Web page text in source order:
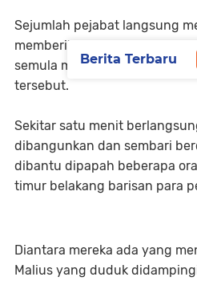
Sejumlah pejabat langsung
memberikan pertolongan
semula menjabat di Dinas
tersebut.
Sekitar satu menit
dibangunkan dan sembari
dibantu dipapah beberapa
timur belakang barisan para
Diantara mereka ada yang
Malius yang duduk
Berita Terbaru